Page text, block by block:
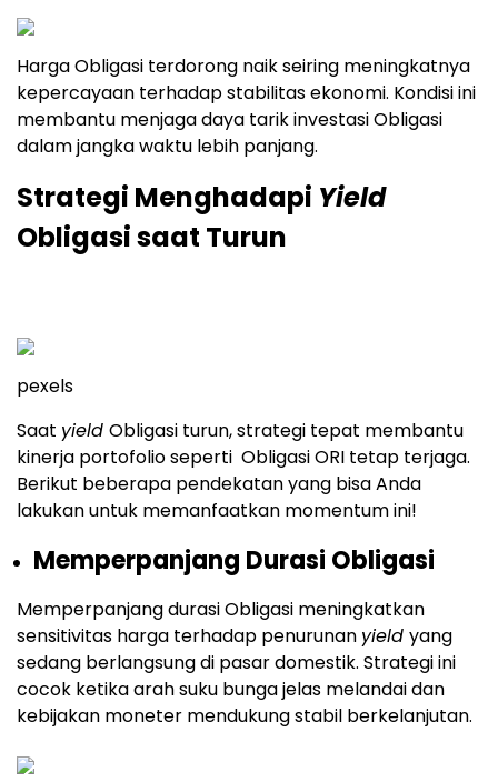
Harga Obligasi terdorong naik seiring meningkatnya
kepercayaan terhadap stabilitas ekonomi. Kondisi ini
membantu menjaga daya tarik investasi Obligasi
dalam jangka waktu lebih panjang.
Strategi Menghadapi Yield
Obligasi saat Turun
pexels
Saat yield Obligasi turun, strategi tepat membantu
kinerja portofolio seperti Obligasi ORI tetap terjaga.
Berikut beberapa pendekatan yang bisa Anda
lakukan untuk memanfaatkan momentum ini!
Memperpanjang Durasi Obligasi
Memperpanjang durasi Obligasi meningkatkan
sensitivitas harga terhadap penurunan yield yang
sedang berlangsung di pasar domestik. Strategi ini
cocok ketika arah suku bunga jelas melandai dan
kebijakan moneter mendukung stabil berkelanjutan.